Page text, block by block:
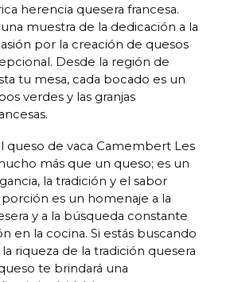
herencia quesera francesa.
muestra de la dedicación a la
por la creación de quesos
Desde la región de
tu mesa, cada bocado es un
verdes y las granjas
queso de vaca Camembert Les
más que un queso; es un
la tradición y el sabor
porción es un homenaje a la
y a la búsqueda constante
en la cocina. Si estás buscando
riqueza de la tradición quesera
te brindará una